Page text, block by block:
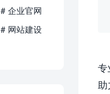
专
助
# 企业官网
# 网站建设